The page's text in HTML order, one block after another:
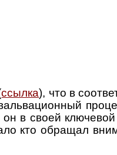
ссылка), что в
он в своей
кто обращал